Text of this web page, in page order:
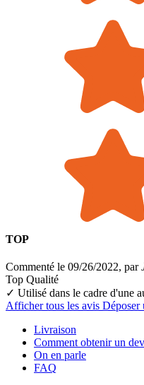
TOP
Commenté le 09/26/2022, par
Top Qualité
✓ Utilisé dans le cadre d'une
Afficher tous les avis Déposer
Livraison
Comment obtenir un
On en parle
FAQ